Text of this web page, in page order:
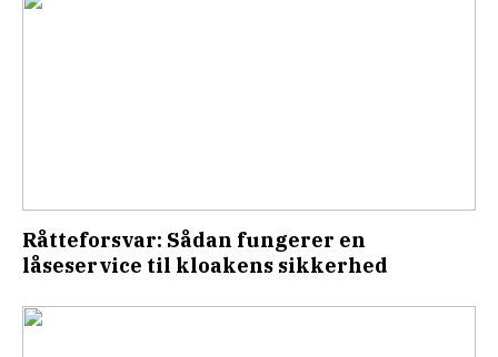
Råtteforsvar: Sådan fungerer en
låseservice til kloakens sikkerhed